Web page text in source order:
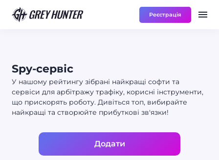
RU Робота
Реєстрація
Spy-сервіс
У нашому рейтингу зібрані найкращі софти та
сервіси для арбітражу трафіку, корисні інструменти,
що прискорять роботу. Дивіться топ, вибирайте
найкращі та створюйте прибуткові зв'язки!
Додати